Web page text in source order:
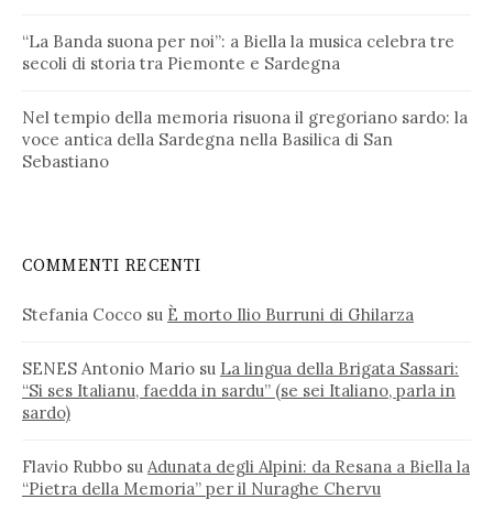
“La Banda suona per noi”: a Biella la musica celebra tre
secoli di storia tra Piemonte e Sardegna
Nel tempio della memoria risuona il gregoriano sardo: la
voce antica della Sardegna nella Basilica di San
Sebastiano
COMMENTI RECENTI
Stefania Cocco su È morto Ilio Burruni di Ghilarza
SENES Antonio Mario su La lingua della Brigata Sassari:
“Si ses Italianu, faedda in sardu” (se sei Italiano, parla in
sardo)
Flavio Rubbo su Adunata degli Alpini: da Resana a Biella la
“Pietra della Memoria” per il Nuraghe Chervu